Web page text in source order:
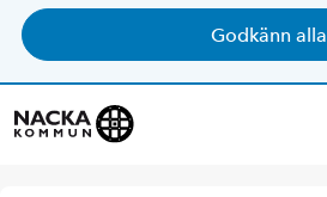
Godkänn alla